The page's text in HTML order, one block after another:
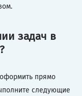
задач в
прямо
следующие